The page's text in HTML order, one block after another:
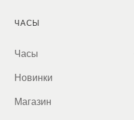
ЧАСЫ
Часы
Новинки
Магазин